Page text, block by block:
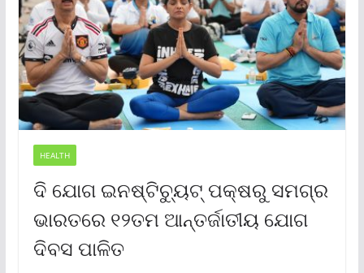
HEALTH
ଦି ଯୋଗ ଇନଷ୍ଟିଚ୍ୟୁଟ୍ ପକ୍ଷରୁ ସମଗ୍ର
ଭାରତରେ ୧୨ତମ ଆନ୍ତର୍ଜାତୀୟ ଯୋଗ
ଦିବସ ପାଳିତ